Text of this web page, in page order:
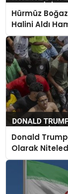
Hürmüz
Halini Aldı
Donald
Olarak